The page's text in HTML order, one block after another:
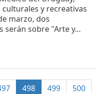
y recreativas
marzo, dos
serán sobre "Arte y...
498(current)
499
500